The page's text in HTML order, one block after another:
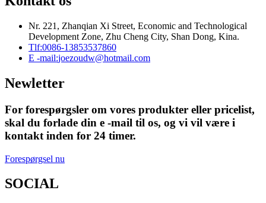
Nr. 221, Zhanqian Xi Street, Economic and Technological
Development Zone, Zhu Cheng City, Shan Dong, Kina.
Tlf:0086-13853537860
E -mail:joezoudw@hotmail.com
Newletter
For forespørgsler om vores produkter eller pricelist,
skal du forlade din e -mail til os, og vi vil være i
kontakt inden for 24 timer.
Forespørgsel nu
SOCIAL